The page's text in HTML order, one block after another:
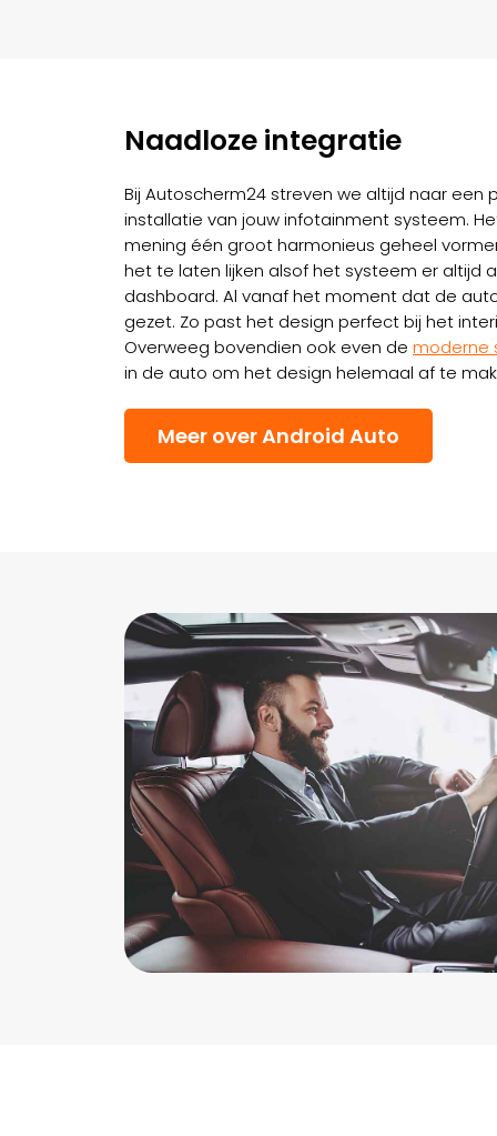
Naadloze integratie
Bij Autoscherm24 streven we altijd naar een
installatie van jouw infotainment systeem.
mening één groot harmonieus geheel
het te laten lijken alsof het systeem er altijd
dashboard. Al vanaf het moment dat de
gezet. Zo past het design perfect bij het
Overweeg bovendien ook even de moderne
in de auto om het design helemaal af te
Meer over Android Auto